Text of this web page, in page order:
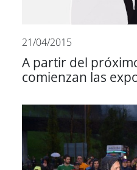
21/04/2015
A partir del
comienzan las